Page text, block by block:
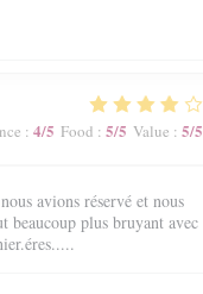
: 4/5 Food : 5/5 Value : 5/5
avions réservé et nous
beaucoup plus bruyant avec